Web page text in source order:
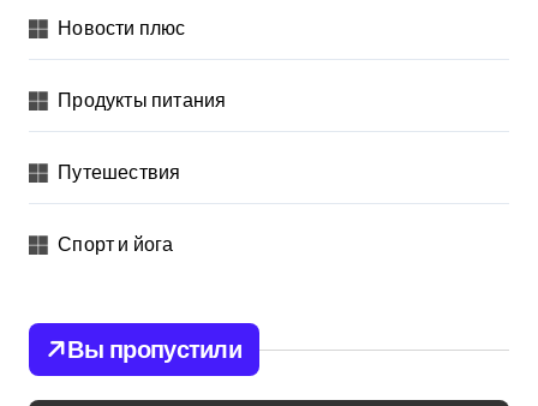
Новости плюс
Продукты питания
Путешествия
Спорт и йога
Вы пропустили